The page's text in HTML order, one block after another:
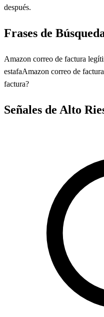
después.
Frases de
Amazon correo de factura
estafaAmazon correo de
factura?
Señales de Alto